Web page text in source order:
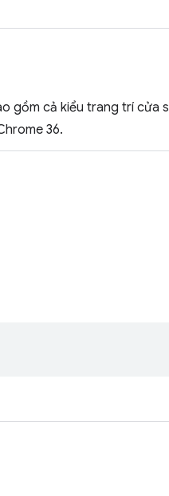
gồm cả kiểu trang trí cửa
36.